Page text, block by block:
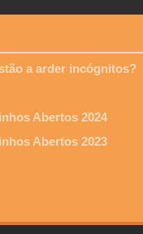
a arder incógnitos?
Abertos 2024
Abertos 2023